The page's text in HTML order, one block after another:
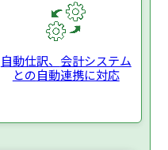
自動仕訳、 会計システム
との自動連携に対応